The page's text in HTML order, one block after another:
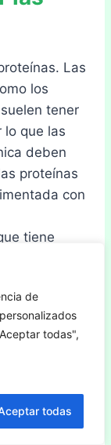
de
todas",
todas
Las
los
tener
lo que las
deben
proteínas
con
tiene
de fibra de
30 años y
la misma
prioridad
de